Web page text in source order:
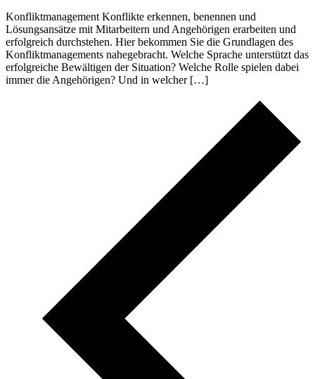
Konfliktmanagement Konflikte erkennen, benennen und
Lösungsansätze mit Mitarbeitern und Angehörigen erarbeiten und
erfolgreich durchstehen. Hier bekommen Sie die Grundlagen des
Konfliktmanagements nahegebracht. Welche Sprache unterstützt das
erfolgreiche Bewältigen der Situation? Welche Rolle spielen dabei
immer die Angehörigen? Und in welcher […]